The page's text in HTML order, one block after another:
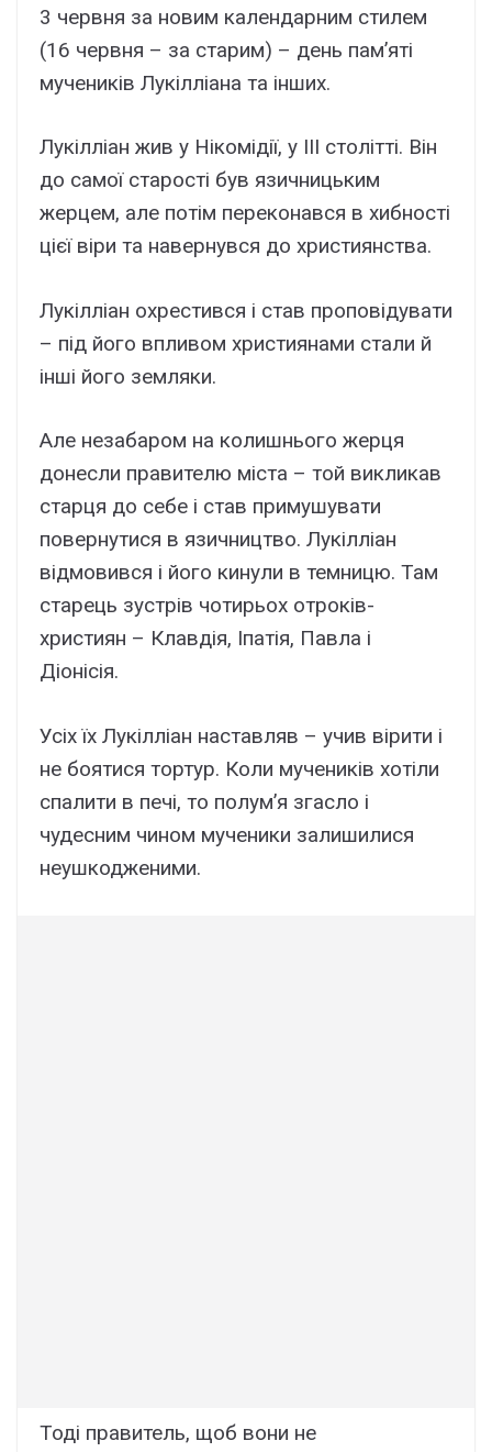
3 червня за новим календарним стилем
(16 червня – за старим) – день пам’яті
мучеників Лукілліана та інших.
Лукілліан жив у Нікомідії, у III столітті. Він
до самої старості був язичницьким
жерцем, але потім переконався в хибності
цієї віри та навернувся до християнства.
Лукілліан охрестився і став проповідувати
– під його впливом християнами стали й
інші його земляки.
Але незабаром на колишнього жерця
донесли правителю міста – той викликав
старця до себе і став примушувати
повернутися в язичництво. Лукілліан
відмовився і його кинули в темницю. Там
старець зустрів чотирьох отроків-
християн – Клавдія, Іпатія, Павла і
Діонісія.
Усіх їх Лукілліан наставляв – учив вірити і
не боятися тортур. Коли мучеників хотіли
спалити в печі, то полум’я згасло і
чудесним чином мученики залишилися
неушкодженими.
Тоді правитель, щоб вони не